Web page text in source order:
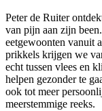
Peter de Ruiter
van pijn aan zijn
eetgewoonten vanuit
prikkels krijgen we
echt tussen vlees en
helpen gezonder te
ook tot meer
meerstemmige reeks.